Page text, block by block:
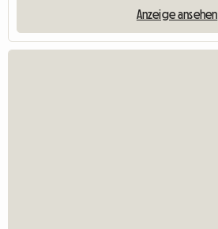
Anzeige ansehen